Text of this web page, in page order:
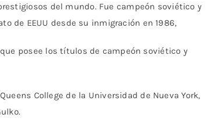
del mundo. Fue campeón soviético y
de EEUU desde su inmigración en 1986,
posee los títulos de campeón soviético y
College de la Universidad de Nueva York,